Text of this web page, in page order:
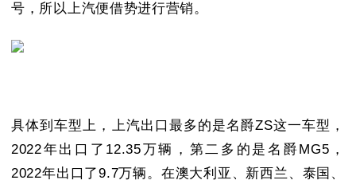
号，所以上汽便借势进行营销。
具体到车型上，上汽出口最多的是名爵ZS这一车型，
2022年出口了12.35万辆，第二多的是名爵MG5，
2022年出口了9.7万辆。在澳大利亚、新西兰、泰国、